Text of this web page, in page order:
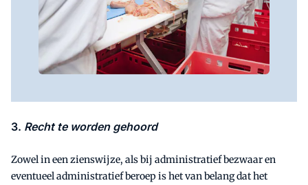
3. Recht te worden gehoord
Zowel in een zienswijze, als bij administratief bezwaar en
eventueel administratief beroep is het van belang dat het